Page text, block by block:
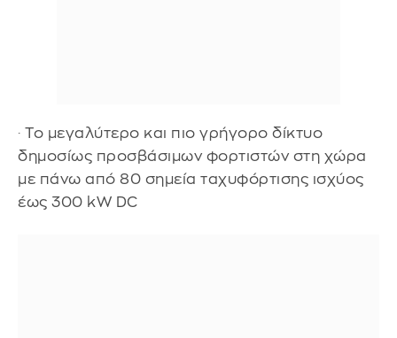
· Το μεγαλύτερο και πιο γρήγορο δίκτυο
δημοσίως προσβάσιμων φορτιστών στη χώρα
με πάνω από 80 σημεία ταχυφόρτισης ισχύος
έως 300 kW DC